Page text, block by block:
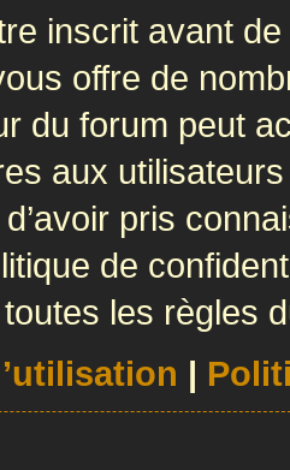
inscrit avant
offre de
du forum peut
aux
pris
de
les règles
|